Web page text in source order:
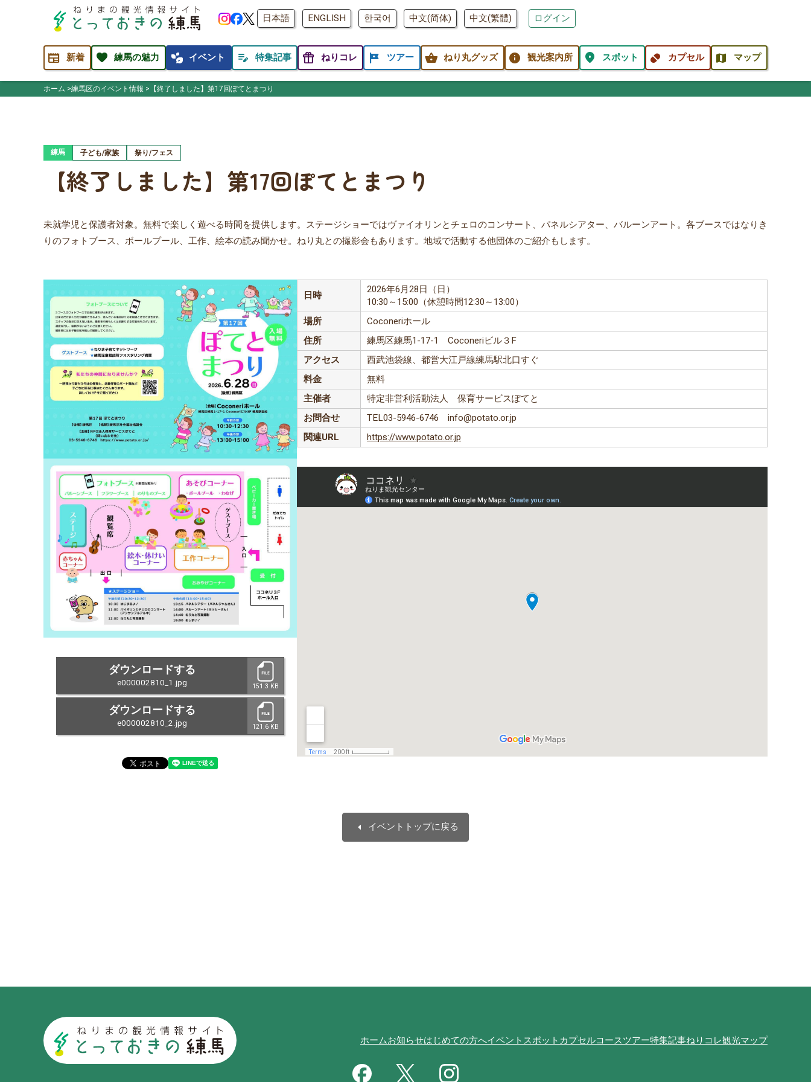
日本語 ENGLISH 한국어 中文(简体) 中文(繁體) ログイン
newspaper 新着 favorite 練馬の魅力 temp_preferences_eco イベント edit_note 特集記事 featured_seasonal_and_gifts ねりコレ tour ツアー shopping_basket ねり丸グッズ info 観光案内所 location_on スポット pill カプセル map マップ
ホーム 練馬区のイベント情報 【終了しました】第17回ぽてとまつり
練馬 子ども/家族 祭り/フェス
【終了しました】第17回ぽてとまつり
未就学児と保護者対象。無料で楽しく遊べる時間を提供します。ステージショーではヴァイオリンとチェロのコンサート、パネルシアター、バルーンアート。各ブースではなりき
りのフォトブース、ボールプール、工作、絵本の読み聞かせ。ねり丸との撮影会もあります。地域で活動する他団体のご紹介もします。
ダウンロードする
e000002810_1.jpg 151.3 KB
ダウンロードする
e000002810_2.jpg 121.6 KB
日時
2026年6月28日（日）
10:30～15:00（休憩時間12:30～13:00）
場所
Coconeriホール
住所
練馬区練馬1-17-1 Coconeriビル３F
アクセス
西武池袋線、都営大江戸線練馬駅北口すぐ
料金
無料
主催者
特定非営利活動法人 保育サービスぽてと
お問合せ
TEL03-5946-6746 info@potato.or.jp
関連URL
https://www.potato.or.jp
arrow_left イベントトップに戻る
ホームお知らせはじめての方へイベントスポットカプセルコースツアー特集記事ねりコレ観光マップ